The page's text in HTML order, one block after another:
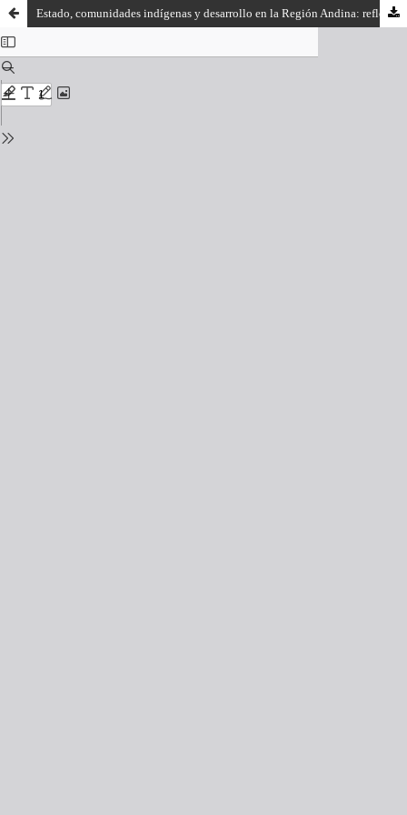
Estado, comunidades indígenas y desarrollo en la Región Andina: reflexiones desde la experiencia ecuatoriana. Entrevista con Edgar Isch L.